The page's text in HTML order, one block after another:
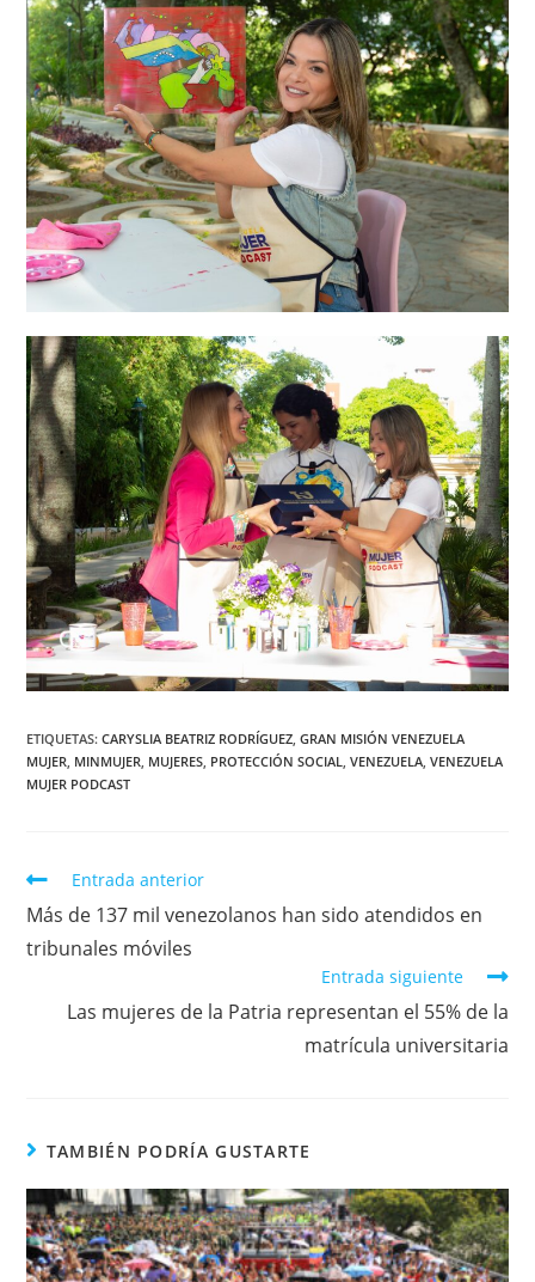
ETIQUETAS:CARYSLIA BEATRIZ RODRÍGUEZ GRAN MISIÓN VENEZUELA
MUJER MINMUJER MUJERES PROTECCIÓN SOCIAL VENEZUELA VENEZUELA
MUJER PODCAST
Entrada anterior
Más de 137 mil venezolanos han sido atendidos en
tribunales móviles
Entrada siguiente
Las mujeres de la Patria representan el 55% de la
matrícula universitaria
TAMBIÉN PODRÍA GUSTARTE